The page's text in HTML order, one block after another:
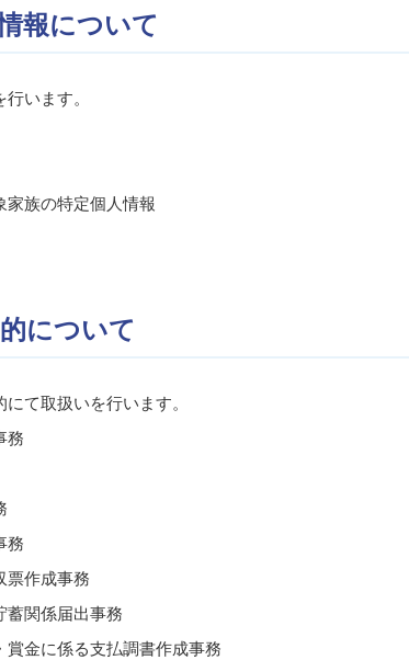
報について
います。
家族の特定個人情報
について
て取扱いを行います。
務
務
票作成事務
蓄関係届出事務
賞金に係る支払調書作成事務